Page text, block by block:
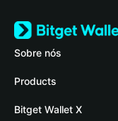
Sobre nós
Bitget Wallet
Blog
Products
Crypto Card
Bitget Wallet X